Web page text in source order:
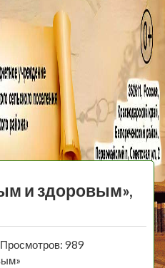
и здоровым»,
Просмотров: 989